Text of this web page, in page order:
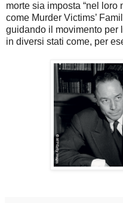
morte sia imposta “nel loro
come Murder Victims’
guidando il movimento per
in diversi stati come, per